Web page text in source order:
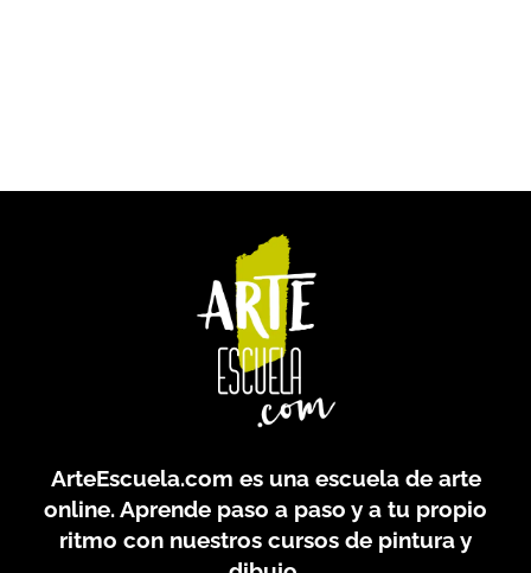
ArteEscuela.com es una escuela de arte
online. Aprende paso a paso y a tu propio
ritmo con nuestros cursos de pintura y